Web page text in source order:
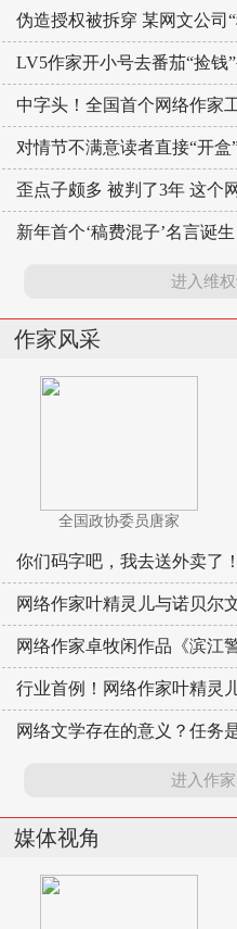
伪造授权被拆穿 某网文公司
LV5作家开小号去番茄“捡钱
中字头！全国首个网络作家
对情节不满意读者直接“开盒
歪点子颇多 被判了3年 这个
新年首个‘稿费混子’名言诞
进入维
作家风采
全国政协委员唐家
你们码字吧，我去送外卖了！
网络作家叶精灵儿与诺贝尔
网络作家卓牧闲作品《滨江
行业首例！网络作家叶精灵
网络文学存在的意义？任务
进入作
媒体视角